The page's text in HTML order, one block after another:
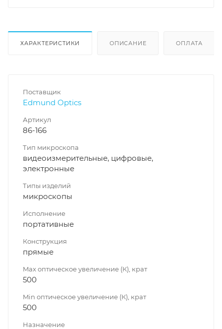
ХАРАКТЕРИСТИКИ ОПИСАНИЕ ОПЛАТА
Поставщик
Edmund Optics
Артикул
86-166
Тип микроскопа
видеоизмерительные, цифровые,
электронные
Типы изделий
микроскопы
Исполнение
портативные
Конструкция
прямые
Max оптическое увеличение (К), крат
500
Min оптическое увеличение (К), крат
500
Назначение